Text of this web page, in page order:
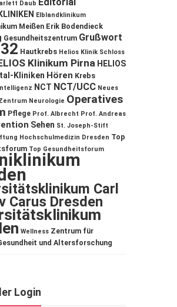
Daub
Elblandklinikum
Meißen Erik Bodendieck
Gesundheitszentrum Grußwort
Hautkrebs Helios Klinik Schloss
Klinikum Pirna HELIOS
Kliniken Hören Krebs
NCT NCT/UCC Neues
Neurologie Operatives
Pflege Prof. Albrecht Prof. Andreas
Sehen St. Joseph-Stift
Hochschulmedizin Dresden Top
Top Gesundheitsforum
Carl
Carus Dresden
Wellness Zentrum für
und Altersforschung
Login